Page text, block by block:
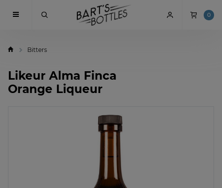
0
Bitters
Likeur Alma Finca
Orange Liqueur